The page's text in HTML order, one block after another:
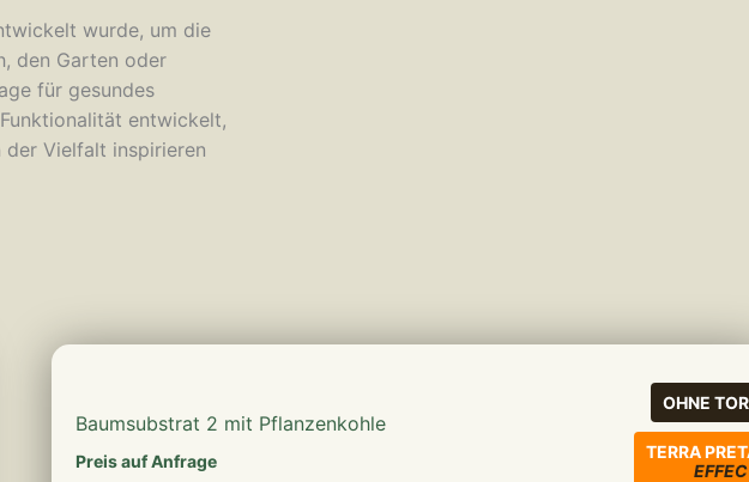
wurde, um die
den Garten oder
für gesundes
entwickelt,
der Vielfalt inspirieren
OHNE
TERRA
Baumsubstrat 2 mit Pflanzenkohle
Preis auf Anfrage